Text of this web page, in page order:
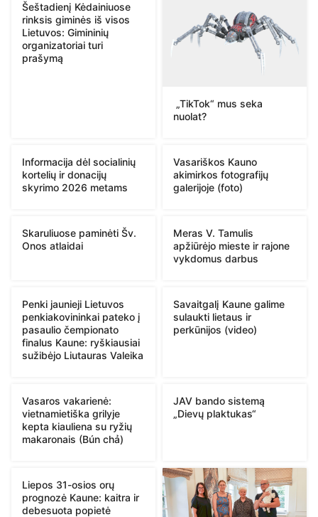
Šeštadienį Kėdainiuose
rinksis giminės iš visos
Lietuvos: Gimininių
organizatoriai turi
prašymą
„TikTok“ mus seka
nuolat?
Informacija dėl socialinių
kortelių ir donacijų
skyrimo 2026 metams
Vasariškos Kauno
akimirkos fotografijų
galerijoje (foto)
Skaruliuose paminėti Šv.
Onos atlaidai
Meras V. Tamulis
apžiūrėjo mieste ir rajone
vykdomus darbus
Penki jaunieji Lietuvos
penkiakovininkai pateko į
pasaulio čempionato
finalus Kaune: ryškiausiai
sužibėjo Liutauras Valeika
Savaitgalį Kaune galime
sulaukti lietaus ir
perkūnijos (video)
Vasaros vakarienė:
vietnamietiška grilyje
kepta kiauliena su ryžių
makaronais (Bún chả)
JAV bando sistemą
„Dievų plaktukas“
Liepos 31-osios orų
prognozė Kaune: kaitra ir
debesuota popietė